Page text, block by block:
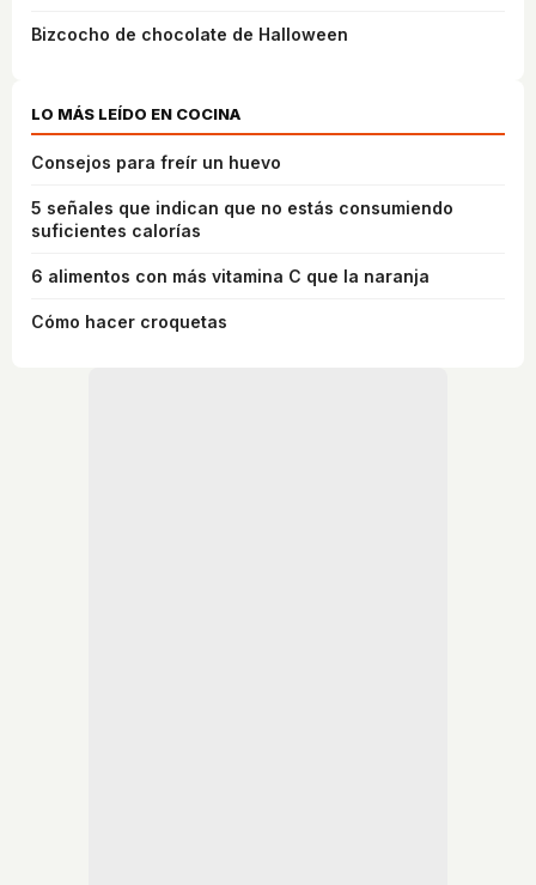
Bizcocho de chocolate de Halloween
LO MÁS LEÍDO EN COCINA
Consejos para freír un huevo
5 señales que indican que no estás consumiendo
suficientes calorías
6 alimentos con más vitamina C que la naranja
Cómo hacer croquetas